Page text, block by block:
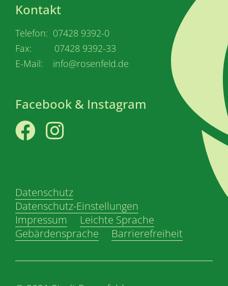
Kontakt
Telefon: 07428 9392-0
Fax: 07428 9392-33
E-Mail: info@rosenfeld.de
Facebook & Instagram
Datenschutz
Datenschutz-Einstellungen
Impressum
Leichte Sprache
Gebärdensprache
Barrierefreiheit